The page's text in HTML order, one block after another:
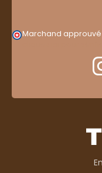
Marchand approuvé